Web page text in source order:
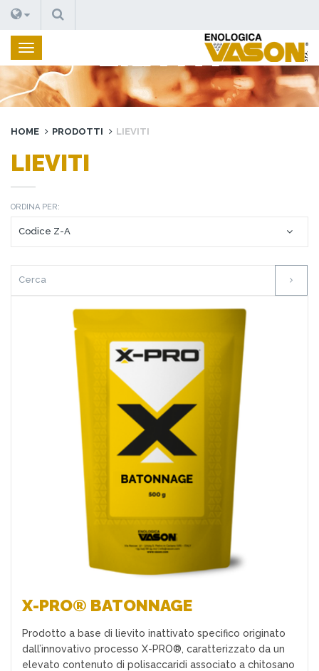
CERCA
LIEVITI
HOME PRODOTTI LIEVITI
LIEVITI
ORDINA PER:
Preferiti
X-PRO® BATONNAGE
Prodotto a base di lievito inattivato specifico originato
dall’innovativo processo X-PRO®, caratterizzato da un
elevato contenuto di polisaccaridi associato a chitosano